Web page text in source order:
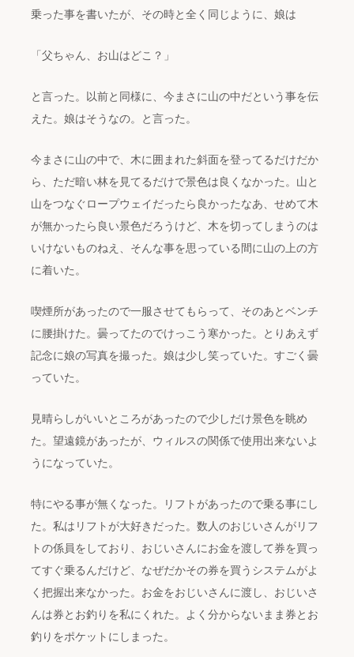
乗った事を書いたが、その時と全く同じように、娘は
「父ちゃん、お山はどこ？」
と言った。以前と同様に、今まさに山の中だという事を伝
えた。娘はそうなの。と言った。
今まさに山の中で、木に囲まれた斜面を登ってるだけだか
ら、ただ暗い林を見てるだけで景色は良くなかった。山と
山をつなぐロープウェイだったら良かったなあ、せめて木
が無かったら良い景色だろうけど、木を切ってしまうのは
いけないものねえ、そんな事を思っている間に山の上の方
に着いた。
喫煙所があったので一服させてもらって、そのあとベンチ
に腰掛けた。曇ってたのでけっこう寒かった。とりあえず
記念に娘の写真を撮った。娘は少し笑っていた。すごく曇
っていた。
見晴らしがいいところがあったので少しだけ景色を眺め
た。望遠鏡があったが、ウィルスの関係で使用出来ないよ
うになっていた。
特にやる事が無くなった。リフトがあったので乗る事にし
た。私はリフトが大好きだった。数人のおじいさんがリフ
トの係員をしており、おじいさんにお金を渡して券を買っ
てすぐ乗るんだけど、なぜだかその券を買うシステムがよ
く把握出来なかった。お金をおじいさんに渡し、おじいさ
んは券とお釣りを私にくれた。よく分からないまま券とお
釣りをポケットにしまった。